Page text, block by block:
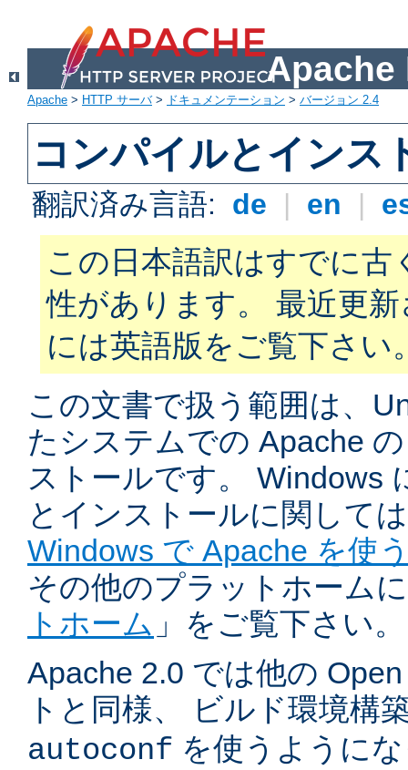
Apache
Apache > HTTP サーバ> ドキュメンテーション > バージョン 2.4
コンパイルとインス
翻訳済み言語: de | en |
この日本語訳はすでに古
性があります。 最近更
には英語版をご覧下さい
この文書で扱う範囲は、
たシステムでの Apache
ストールです。 Windows
とインストールに関して
Windows で Apache を使
その他のプラットホーム
トホーム 」をご覧下さい。
Apache 2.0 では他の
トと同様、 ビルド環境構
autoconf を使うように